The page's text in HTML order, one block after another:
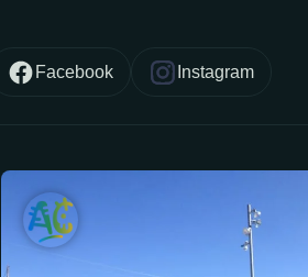
Facebook Instagram